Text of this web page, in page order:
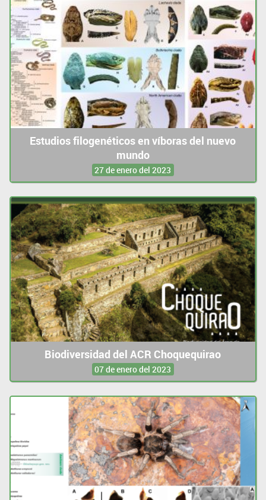
Estudios filogenéticos en víboras del nuevo
mundo
27 de enero del 2023
Biodiversidad del ACR Choquequirao
07 de enero del 2023